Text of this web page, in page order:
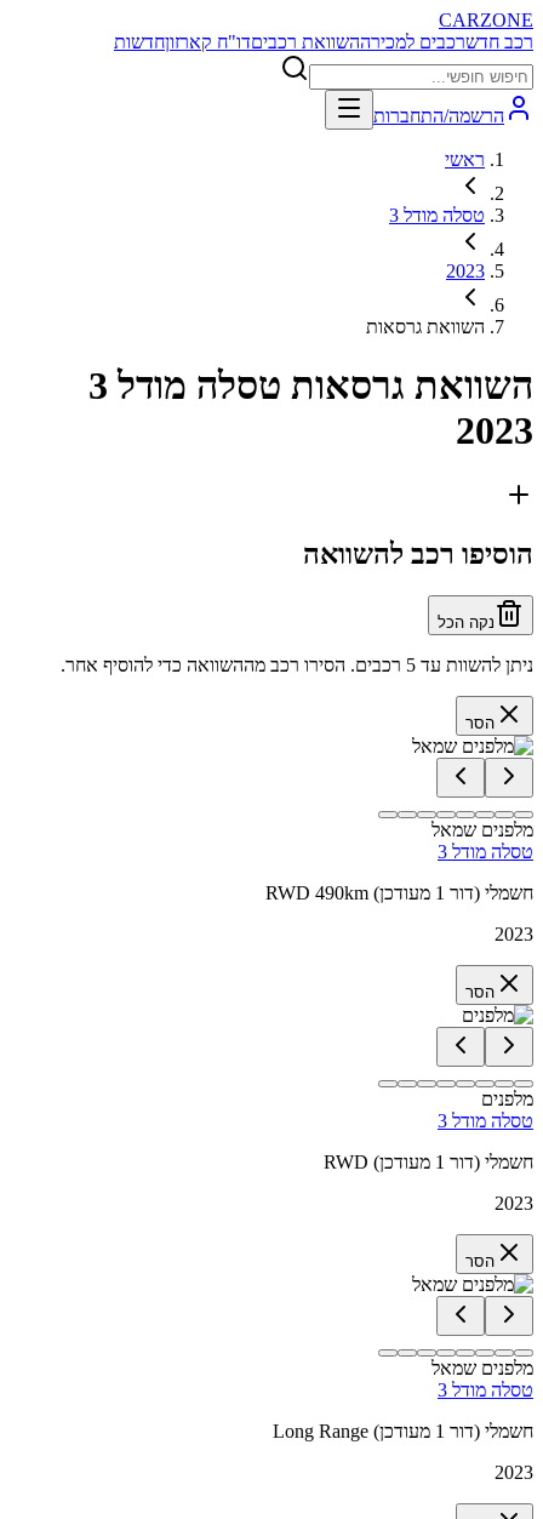
CARZONE
רכב חדשרכבים למכירההשוואת רכביםדו"ח קארזוןחדשות
הרשמה/התחברות
ראשי
טסלה מודל 3
2023
השוואת גרסאות
השוואת גרסאות
טסלה מודל 3
2023
הוסיפו רכב להשוואה
נקה הכל
ניתן להשוות עד 5 רכבים. הסירו רכב מההשוואה כדי להוסיף אחר.
הסר
מלפנים שמאל
טסלה מודל 3
RWD 490km חשמלי (דור 1 מעודכן)
2023
הסר
מלפנים
טסלה מודל 3
RWD חשמלי (דור 1 מעודכן)
2023
הסר
מלפנים שמאל
טסלה מודל 3
Long Range חשמלי (דור 1 מעודכן)
2023